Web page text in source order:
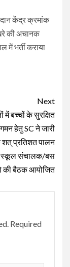
केंद्र क्रमांक
की अचानक
में भर्ती कराया
Next
में बच्चों के सुरक्षित
हेतु SC ने जारी
प्रतिशत पालन
स्कूल संचालक/बस
की बैठक आयोजित
Required